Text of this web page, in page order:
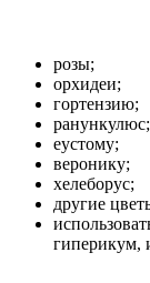
розы;
орхидеи;
гортензию;
ранункулюс;
еустому;
веронику;
хелеборус;
другие
гиперикум,